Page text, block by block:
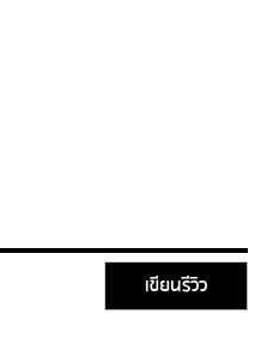
เขียนรีวิว